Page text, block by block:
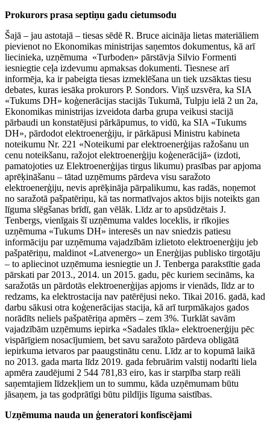
Prokurors prasa septiņu gadu cietumsodu
Šajā – jau astotajā – tiesas sēdē R. Bruce aicināja lietas materiāliem
pievienot no Ekonomikas ministrijas saņemtos dokumentus, kā arī
liecinieka, uzņēmuma «Turboden» pārstāvja Silvio Formenti
iesniegtie ceļa izdevumu apmaksas dokumenti. Tiesnese arī
informēja, ka ir pabeigta tiesas izmeklēšana un tiek uzsāktas tiesu
debates, kuras iesāka prokurors P. Sondors. Viņš uzsvēra, ka SIA
«Tukums DH» koģenerācijas stacijās Tukumā, Tulpju ielā 2 un 2a,
Ekonomikas ministrijas izveidota darba grupa veikusi stacijā
pārbaudi un konstatējusi pārkāpumus, to vidū, ka SIA «Tukums
DH», pārdodot elektroenerģiju, ir pārkāpusi Ministru kabineta
noteikumu Nr. 221 «Noteikumi par elektroenerģijas ražošanu un
cenu noteikšanu, ražojot elektroenerģiju koģenerācijā» (izdoti,
pamatojoties uz Elektroenerģijas tirgus likumu) prasības par apjoma
aprēķināšanu – tātad uzņēmums pārdeva visu saražoto
elektroenerģiju, nevis aprēķināja pārpalikumu, kas radās, noņemot
no saražotā pašpatēriņu, kā tas normatīvajos aktos bijis noteikts gan
līguma slēgšanas brīdī, gan vēlāk. Līdz ar to apsūdzētais J.
Tenbergs, vienīgais šī uzņēmuma valdes loceklis, ir rīkojies
uzņēmuma «Tukums DH» interesēs un nav sniedzis patiesu
informāciju par uzņēmuma vajadzībām izlietoto elektroenerģiju jeb
pašpatēriņu, maldinot «Latvenergo» un Enerģijas publisko tirgotāju
– to apliecinot uzņēmuma iesniegtie un J. Tenberga parakstītie gada
pārskati par 2013., 2014. un 2015. gadu, pēc kuriem secināms, ka
saražotās un pārdotās elektroenerģijas apjoms ir vienāds, līdz ar to
redzams, ka elektrostacija nav patērējusi neko. Tikai 2016. gadā, kad
darbu sākusi otra koģenerācijas stacija, kā arī turpmākajos gados
norādīts neliels pašpatēriņa apmērs – zem 3%. Turklāt savām
vajadzībām uzņēmums iepirka «Sadales tīkla» elektroenerģiju pēc
vispārīgiem nosacījumiem, bet savu saražoto pārdeva obligātā
iepirkuma ietvaros par paaugstinātu cenu. Līdz ar to kopumā laikā
no 2013. gada marta līdz 2019. gada februārim valstij nodarīti liela
apmēra zaudējumi 2 544 781,83 eiro, kas ir starpība starp reāli
saņemtajiem līdzekļiem un to summu, kāda uzņēmumam būtu
jāsaņem, ja tas godprātīgi būtu pildījis līguma saistības.
Uzņēmuma nauda un ģeneratori konfiscējami